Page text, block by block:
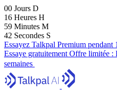
00 Jours D
16 Heures H
59 Minutes M
41 Secondes S
Essayez Talkpal Premium pendant
Essaye gratuitement Offre limitée :
semaines